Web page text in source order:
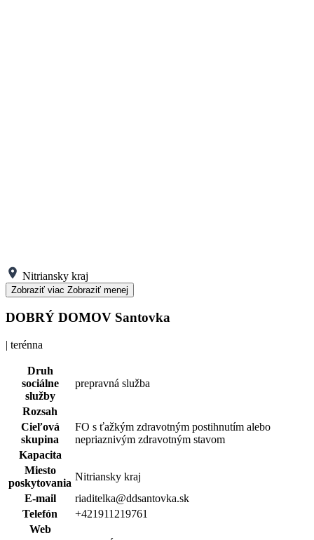
Nitriansky kraj
Zobraziť viac Zobraziť menej
DOBRÝ DOMOV Santovka
| terénna
Druh
sociálne
služby
prepravná služba
Rozsah
Cieľová
skupina
FO s ťažkým zdravotným postihnutím alebo
nepriaznivým zdravotným stavom
Kapacita
Miesto
poskytovania
Nitriansky kraj
E-mail
riaditelka@ddsantovka.sk
Telefón
+421911219761
Web